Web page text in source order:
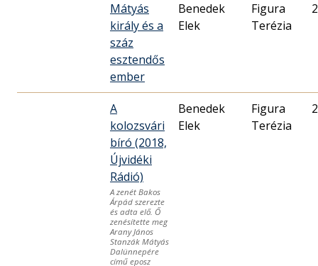
Mátyás
király és a
száz
esztendős
ember
Benedek
Elek
Figura
Terézia
A
kolozsvári
bíró (2018,
Újvidéki
Rádió)
A zenét Bakos
Árpád szerezte
és adta elő. Ő
zenésítette meg
Arany János
Stanzák Mátyás
Dalünnepére
című eposz
Benedek
Elek
Figura
Terézia